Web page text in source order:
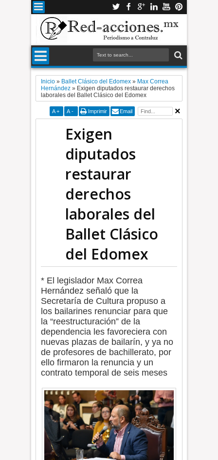
Inicio » Ballet Clásico del Edomex » Max Correa
Hernández » Exigen diputados restaurar derechos
laborales del Ballet Clásico del Edomex
A + A - Imprimir Email
Exigen
diputados
restaurar
derechos
laborales del
Ballet Clásico
del Edomex
* El legislador Max Correa
Hernández señaló que la
Secretaría de Cultura propuso a
los bailarines renunciar para que
la “reestructuración” de la
dependencia les favoreciera con
nuevas plazas de bailarín, y ya no
de profesores de bachillerato, por
ello firmaron la renuncia y un
contrato temporal de seis meses